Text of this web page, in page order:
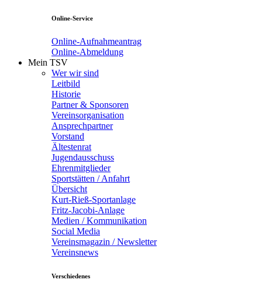
Online-Service
Online-Aufnahmeantrag
Online-Abmeldung
Mein TSV
Wer wir sind
Leitbild
Historie
Partner & Sponsoren
Vereinsorganisation
Ansprechpartner
Vorstand
Ältestenrat
Jugendausschuss
Ehrenmitglieder
Sportstätten / Anfahrt
Übersicht
Kurt-Rieß-Sportanlage
Fritz-Jacobi-Anlage
Medien / Kommunikation
Social Media
Vereinsmagazin / Newsletter
Vereinsnews
Verschiedenes